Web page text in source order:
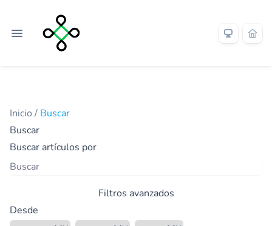
Inicio / Buscar
Buscar
Buscar artículos por
Filtros avanzados
Desde